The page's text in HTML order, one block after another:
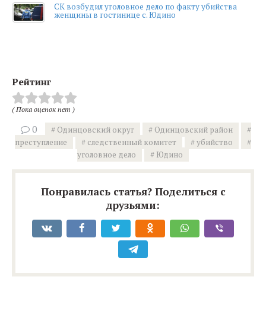
СК возбудил уголовное дело по факту убийства
женщины в гостинице с. Юдино
Рейтинг
( Пока оценок нет )
0 Одинцовский округ
Одинцовский район
преступление
следственный комитет
убийство
уголовное дело
Юдино
Понравилась статья? Поделиться с
друзьями: